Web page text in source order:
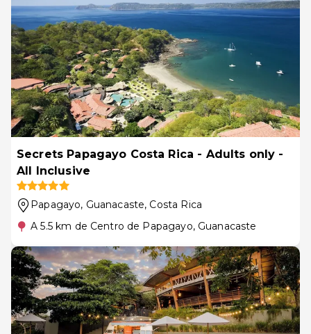
Secrets Papagayo Costa Rica - Adults only -
All Inclusive
Papagayo, Guanacaste, Costa Rica
A 5.5 km de Centro de Papagayo, Guanacaste